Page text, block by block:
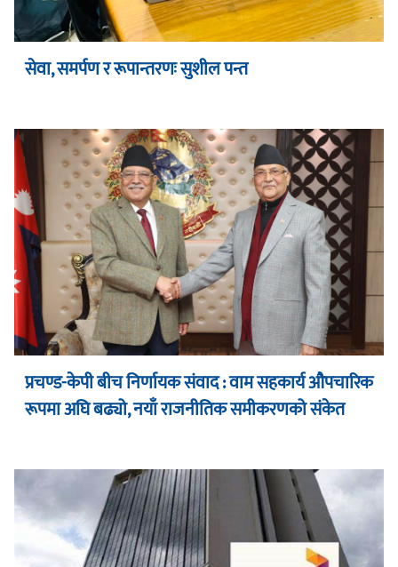
सेवा, समर्पण र रूपान्तरणः सुशील पन्त
प्रचण्ड-केपी बीच निर्णायक संवाद : वाम सहकार्य औपचारिक
रूपमा अघि बढ्यो, नयाँ राजनीतिक समीकरणको संकेत